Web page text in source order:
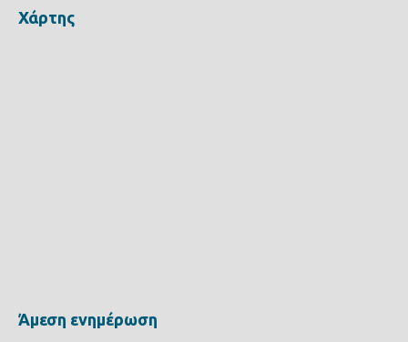
Χάρτης
Άμεση ενημέρωση